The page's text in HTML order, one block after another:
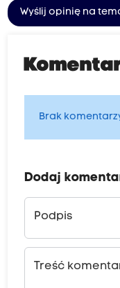
Wyślij opinię na
Brak
Dodaj
Podpis
Treść